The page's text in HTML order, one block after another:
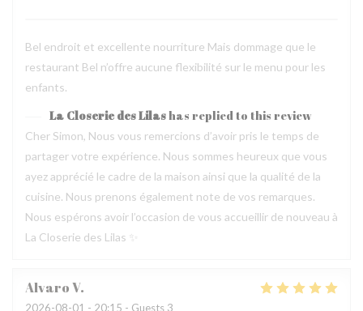
Bel endroit et excellente nourriture Mais dommage que le
restaurant Bel n’offre aucune flexibilité sur le menu pour les
enfants.
La Closerie des Lilashas replied to this review
Cher Simon, Nous vous remercions d’avoir pris le temps de
partager votre expérience. Nous sommes heureux que vous
ayez apprécié le cadre de la maison ainsi que la qualité de la
cuisine. Nous prenons également note de vos remarques.
Nous espérons avoir l’occasion de vous accueillir de nouveau à
La Closerie des Lilas ✨
AlvaroV
2026-08-01 - 20:15 - Guests 3